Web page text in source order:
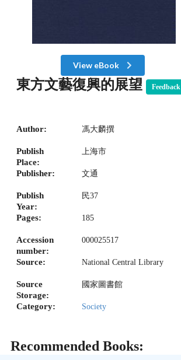
View eBook
東方文藝復興的展望 Feedback
Author: 馮大麟撰
Publish
Place:
上海市
Publisher: 文通
Publish
Year:
民37
Pages: 185
Accession
number:
000025517
Source: National Central Library
Source
Storage:
國家圖書館
Category: Society
Recommended Books: